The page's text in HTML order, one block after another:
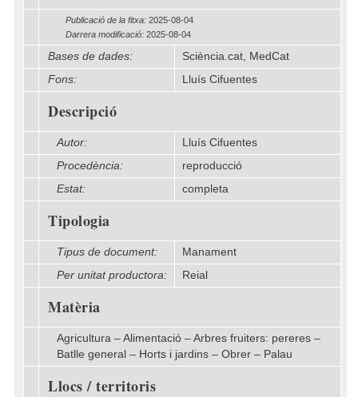
Publicació de la fitxa: 2025-08-04
Darrera modificació: 2025-08-04
Bases de dades:
Sciència.cat, MedCat
Fons:
Lluís Cifuentes
Descripció
Autor:
Lluís Cifuentes
Procedència:
reproducció
Estat:
completa
Tipologia
Tipus de document:
Manament
Per unitat productora:
Reial
Matèria
Agricultura – Alimentació – Arbres fruiters: pereres –
Batlle general – Horts i jardins – Obrer – Palau
Llocs / territoris